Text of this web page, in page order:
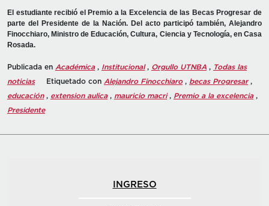
El estudiante recibió el Premio a la Excelencia de las Becas Progresar de
parte del Presidente de la Nación. Del acto participó también, Alejandro
Finocchiaro, Ministro de Educación, Cultura, Ciencia y Tecnología, en Casa
Rosada.
Publicada en Académica, Institucional, Orgullo UTNBA , Todas las
noticias
Etiquetado con Alejandro Finocchiaro, becas Progresar,
educación, extension aulica, mauricio macri, Premio a la excelencia,
Presidente
INGRESO